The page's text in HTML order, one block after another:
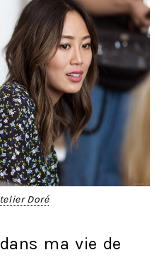
Doré
ma vie de